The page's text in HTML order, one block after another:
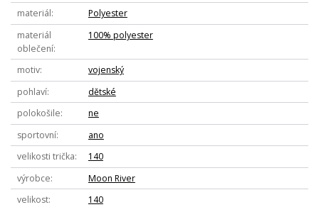
materiál
Polyester
materiál
oblečení
100% polyester
motiv
vojenský
pohlaví
dětské
polokošile
ne
sportovní
ano
velikosti trička
140
výrobce
Moon River
velikost
140